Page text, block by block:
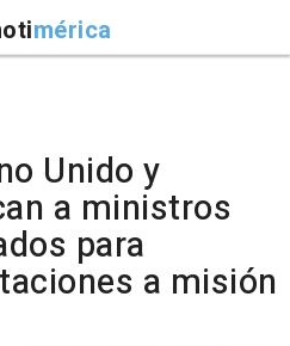
mérica
Unido y
a ministros
para
a misión